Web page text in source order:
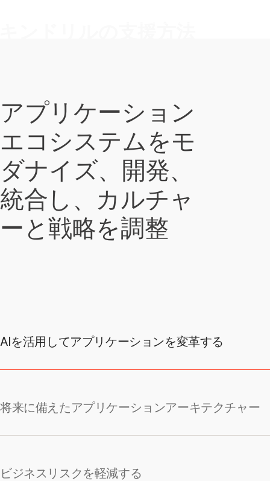
アプリケーション
エコシステムをモ
ダナイズ、開発、
統合し、カルチャ
ーと戦略を調整
AIを活用してアプリケーションを変革する
将来に備えたアプリケーションアーキテクチャー
ビジネスリスクを軽減する